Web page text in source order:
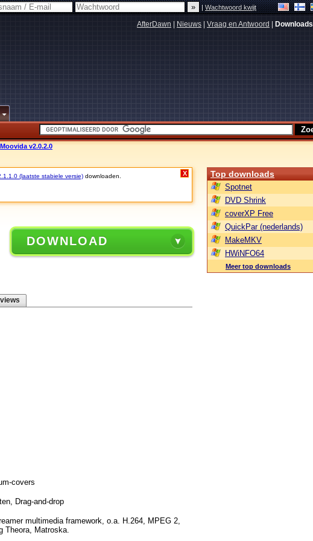
|Wachtwoord kwijt
AfterDawn Nieuws Vraag en Antwoord Downloads
Moovida v2.0.2.0
(laatste stabiele versie) downloaden. X
DOWNLOAD
covers
Drag-and-drop
multimedia framework, o.a. H.264, MPEG 2,
Theora, Matroska.
Top downloads
Spotnet
DVD Shrink
coverXP Free
QuickPar (nederlands)
MakeMKV
HWiNFO64
Meer top downloads